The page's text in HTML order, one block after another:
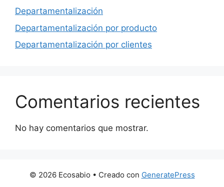
Departamentalización
Departamentalización por producto
Departamentalización por clientes
Comentarios recientes
No hay comentarios que mostrar.
© 2026 Ecosabio • Creado con GeneratePress